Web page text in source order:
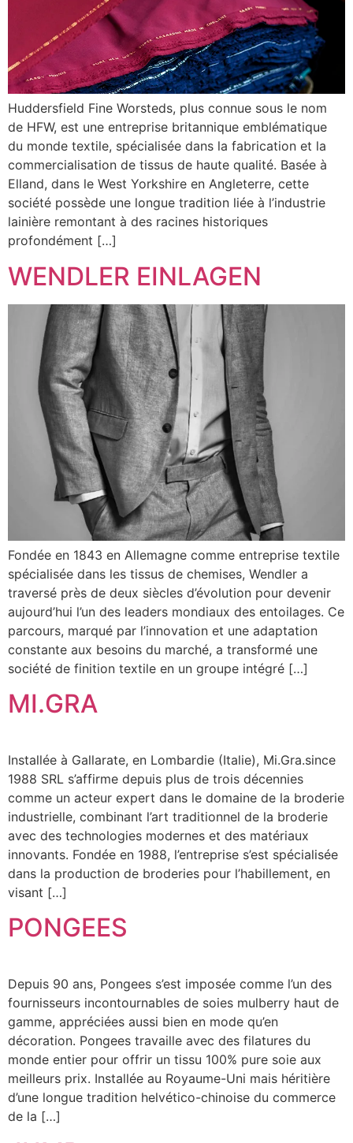
Huddersfield Fine Worsteds, plus connue sous le nom
de HFW, est une entreprise britannique emblématique
du monde textile, spécialisée dans la fabrication et la
commercialisation de tissus de haute qualité. Basée à
Elland, dans le West Yorkshire en Angleterre, cette
société possède une longue tradition liée à l’industrie
lainière remontant à des racines historiques
profondément […]
WENDLER EINLAGEN
Fondée en 1843 en Allemagne comme entreprise textile
spécialisée dans les tissus de chemises, Wendler a
traversé près de deux siècles d’évolution pour devenir
aujourd’hui l’un des leaders mondiaux des entoilages. Ce
parcours, marqué par l’innovation et une adaptation
constante aux besoins du marché, a transformé une
société de finition textile en un groupe intégré […]
MI.GRA
Installée à Gallarate, en Lombardie (Italie), Mi.Gra.since
1988 SRL s’affirme depuis plus de trois décennies
comme un acteur expert dans le domaine de la broderie
industrielle, combinant l’art traditionnel de la broderie
avec des technologies modernes et des matériaux
innovants. Fondée en 1988, l’entreprise s’est spécialisée
dans la production de broderies pour l’habillement, en
visant […]
PONGEES
Depuis 90 ans, Pongees s’est imposée comme l’un des
fournisseurs incontournables de soies mulberry haut de
gamme, appréciées aussi bien en mode qu’en
décoration. Pongees travaille avec des filatures du
monde entier pour offrir un tissu 100% pure soie aux
meilleurs prix. Installée au Royaume-Uni mais héritière
d’une longue tradition helvético-chinoise du commerce
de la […]